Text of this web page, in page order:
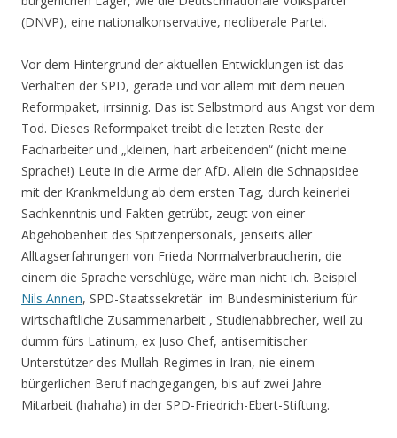
(DNVP), eine nationalkonservative, neoliberale Partei.
Vor dem Hintergrund der aktuellen Entwicklungen ist das
Verhalten der SPD, gerade und vor allem mit dem neuen
Reformpaket, irrsinnig. Das ist Selbstmord aus Angst vor dem
Tod. Dieses Reformpaket treibt die letzten Reste der
Facharbeiter und „kleinen, hart arbeitenden“ (nicht meine
Sprache!) Leute in die Arme der AfD. Allein die Schnapsidee
mit der Krankmeldung ab dem ersten Tag, durch keinerlei
Sachkenntnis und Fakten getrübt, zeugt von einer
Abgehobenheit des Spitzenpersonals, jenseits aller
Alltagserfahrungen von Frieda Normalverbraucherin, die
einem die Sprache verschlüge, wäre man nicht ich. Beispiel
Nils Annen, SPD-Staatssekretär im Bundesministerium für
wirtschaftliche Zusammenarbeit , Studienabbrecher, weil zu
dumm fürs Latinum, ex Juso Chef, antisemitischer
Unterstützer des Mullah-Regimes in Iran, nie einem
bürgerlichen Beruf nachgegangen, bis auf zwei Jahre
Mitarbeit (hahaha) in der SPD-Friedrich-Ebert-Stiftung.